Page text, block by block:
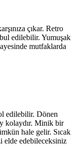
çıkar. Retro
edilebilir. Yumuşak
mutfaklarda
edilebilir. Dönen
kolaydır. Minik bir
hale gelir. Sıcak
elde edebileceksiniz